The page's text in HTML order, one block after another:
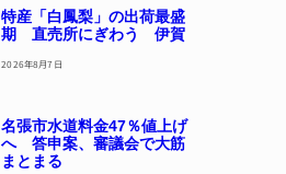
特産「白鳳梨」の出荷最盛
期 直売所にぎわう 伊賀
2026年8月7日
名張市水道料金47％値上げ
へ 答申案、審議会で大筋
まとまる